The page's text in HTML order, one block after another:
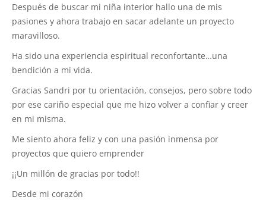
Después de buscar mi niña interior hallo una de mis
pasiones y ahora trabajo en sacar adelante un proyecto
maravilloso.
Ha sido una experiencia espiritual reconfortante…una
bendición a mi vida.
Gracias Sandri por tu orientación, consejos, pero sobre todo
por ese cariño especial que me hizo volver a confiar y creer
en mi misma.
Me siento ahora feliz y con una pasión inmensa por
proyectos que quiero emprender
¡¡Un millón de gracias por todo!!
Desde mi corazón